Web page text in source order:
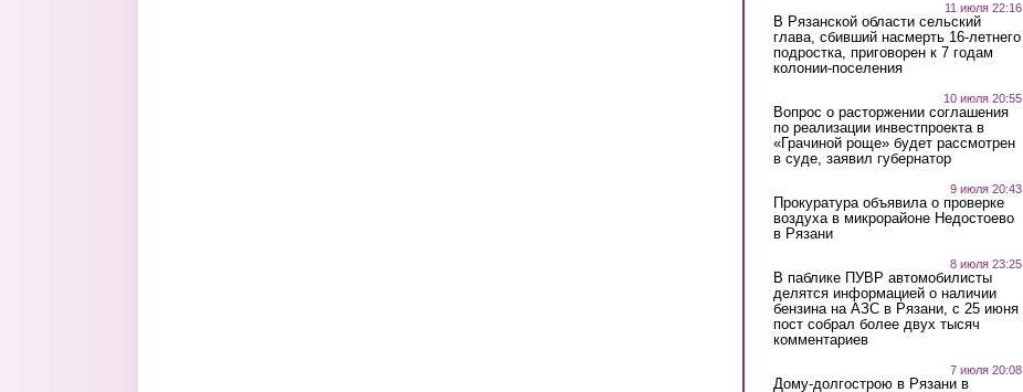
11 июля 22:16
В Рязанской области сельский
глава, сбивший насмерть 16-летнего
подростка, приговорен к 7 годам
колонии-поселения
10 июля 20:55
Вопрос о расторжении соглашения
по реализации инвестпроекта в
«Грачиной роще» будет рассмотрен
в суде, заявил губернатор
9 июля 20:43
Прокуратура объявила о проверке
воздуха в микрорайоне Недостоево
в Рязани
8 июля 23:25
В паблике ПУВР автомобилисты
делятся информацией о наличии
бензина на АЗС в Рязани, с 25 июня
пост собрал более двух тысяч
комментариев
7 июля 20:08
Дому-долгострою в Рязани в